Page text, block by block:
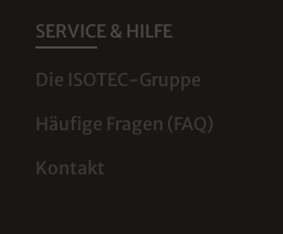
SERVICE & HILFE
Die ISOTEC-Gruppe
Häufige Fragen (FAQ)
Kontakt